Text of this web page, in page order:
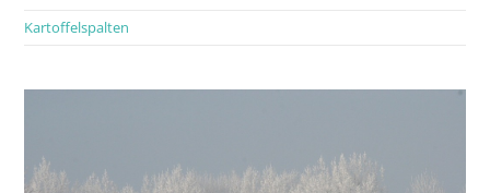
Kartoffelspalten